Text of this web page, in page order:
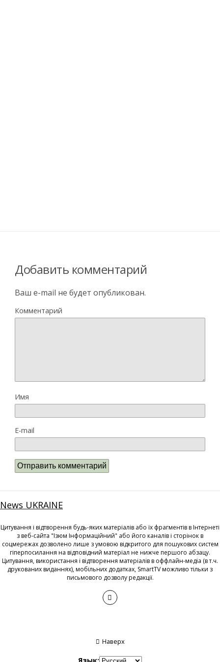
Добавить комментарий
Ваш e-mail не будет опубликован.
Комментарий
Имя
E-mail
News UKRAINE
Цитування і відтворення будь-яких матеріалів або їх фрагментів в Інтернеті
з веб-сайта "Ізюм Інформаційний" або його каналів і сторінок в
соцмережах дозволено лише з умовою відкритого для пошукових систем
гіперпосилання на відповідний матеріал не нижче першого абзацу.
Цитування, використання і відтворення матеріалів в оффлайн-медіа (в т.ч.
друкованих виданнях), мобільних додатках, SmartTV можливо тільки з
письмового дозволу редакції.
Наверх